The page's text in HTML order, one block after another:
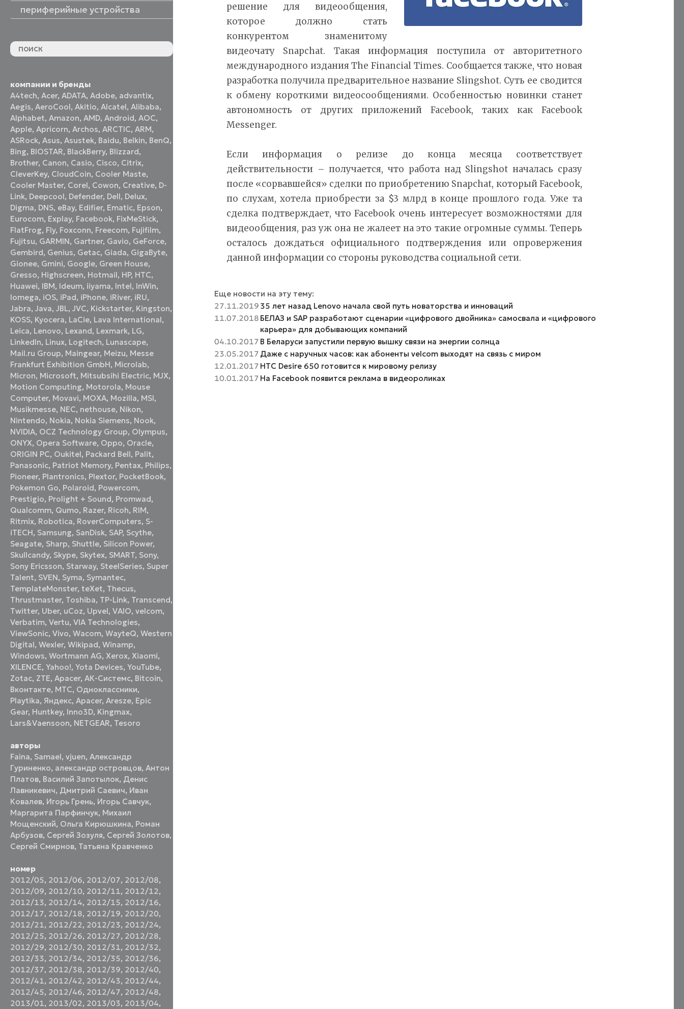
периферийные устройства
компании и бренды
A4tech,Acer,ADATA,Adobe, advantix,
Aegis,AeroCool,Akitio,Alcatel,Alibaba,
Alphabet,Amazon,AMD,Android,AOC,
Apple,Apricorn,Archos,ARCTIC,ARM,
ASRock,Asus,Asustek, Baidu, Belkin, BenQ,
Bing, BIOSTAR, BlackBerry, Blizzard,
Brother, Canon, Casio, Cisco, Citrix,
CleverKey, CloudCoin, Cooler Maste,
Cooler Master, Corel, Cowon, Creative, D-
Link, Deepcool, Defender, Dell, Delux,
Digma, DNS, eBay, Edifier, Ematic, Epson,
Eurocom, Explay, Facebook, FixMeStick,
FlatFrog, Fly, Foxconn, Freecom, Fujifilm,
Fujitsu, GARMIN, Gartner, Gavio, GeForce,
Gembird, Genius, Getac, Giada, GigaByte,
Gionee, Gmini, Google, Green House,
Gresso, Highscreen, Hotmail, HP, HTC,
Huawei, IBM, Ideum, iiyama, Intel, InWin,
Iomega, iOS, iPad, iPhone, iRiver, iRU,
Jabra,Java,JBL,JVC, Kickstarter, Kingston,
KOSS, Kyocera, LaCie, Lava International,
Leica, Lenovo, Lexand, Lexmark, LG,
LinkedIn, Linux, Logitech, Lunascape,
Mail.ru Group, Maingear, Meizu, Messe
Frankfurt Exhibition GmbH, Microlab,
Micron, Microsoft, Mitsubsihi Electric, MJX,
Motion Computing, Motorola, Mouse
Computer, Movavi, MOXA, Mozilla, MSI,
Musikmesse, NEC, nethouse, Nikon,
Nintendo, Nokia, Nokia Siemens, Nook,
NVIDIA, OCZ Technology Group, Olympus,
ONYX, Opera Software, Oppo, Oracle,
ORIGIN PC, Oukitel, Packard Bell, Palit,
Panasonic, Patriot Memory, Pentax, Philips,
Pioneer, Plantronics, Plextor, PocketBook,
Pokemon Go, Polaroid, Powercom,
Prestigio, Prolight + Sound, Promwad,
Qualcomm, Qumo, Razer, Ricoh, RIM,
Ritmix, Robotica, RoverComputers, S-
iTECH, Samsung, SanDisk, SAP, Scythe,
Seagate, Sharp, Shuttle, Silicon Power,
Skullcandy, Skype, Skytex, SMART, Sony,
Sony Ericsson, Starway, SteelSeries, Super
Talent, SVEN, Syma, Symantec,
TemplateMonster,teXet, Thecus,
Thrustmaster, Toshiba, TP-Link, Transcend,
Twitter, Uber, uCoz, Upvel,VAIO,velcom,
Verbatim,Vertu,VIA Technologies,
ViewSonic,Vivo,Wacom,WayteQ,Western
Digital,Wexler,Wikipad,Winamp,
Windows,Wortmann AG,Xerox,Xiaomi,
XILENCE,Yahoo!,Yota Devices,YouTube,
Zotac, ZTE,Аpacer,АК-Системс, Вitcoin,
Вконтакте, МТС, Одноклассники,
Playtika, Яндекс,Apacer,Aresze, Epic
Gear, Huntkey, Inno3D, Kingmax,
Lars&Vaensoon, NETGEAR, Tesoro
авторы
Faina, Samael,vjuen,Александр
Гуриненко, александр островцов,Антон
Платов, Василий Запотылок, Денис
Лавникевич, Дмитрий Саевич, Иван
Ковалев, Игорь Грень, Игорь Савчук,
Маргарита Парфинчук, Михаил
Мощенский, Ольга Кирюшкина, Роман
Арбузов, Сергей Зозуля, Сергей Золотов,
Сергей Смирнов, Татьяна Кравченко
номер
2012/05, 2012/06, 2012/07, 2012/08,
2012/09, 2012/10, 2012/11, 2012/12,
2012/13, 2012/14, 2012/15, 2012/16,
2012/17, 2012/18, 2012/19, 2012/20,
2012/21, 2012/22, 2012/23, 2012/24,
2012/25, 2012/26, 2012/27, 2012/28,
2012/29, 2012/30, 2012/31, 2012/32,
2012/33, 2012/34, 2012/35, 2012/36,
2012/37, 2012/38, 2012/39, 2012/40,
2012/41, 2012/42, 2012/43, 2012/44,
2012/45, 2012/46, 2012/47, 2012/48,
2013/01, 2013/02, 2013/03, 2013/04,
решение для видеообщения,
которое должно стать
конкурентом знаменитому
видеочату Snapchat. Такая информация поступила от авторитетного
международного издания The Financial Times. Сообщается также, что новая
разработка получила предварительное название Slingshot. Суть ее сводится
к обмену короткими видеосообщениями. Особенностью новинки станет
автономность от других приложений Facebook, таких как Facebook
Messenger.
Если информация о релизе до конца месяца соответствует
действительности – получается, что работа над Slingshot началась сразу
после «сорвавшейся» сделки по приобретению Snapchat, который Facebook,
по слухам, хотела приобрести за $3 млрд в конце прошлого года. Уже та
сделка подтверждает, что Facebook очень интересует возможностями для
видеообщения, раз уж она не жалеет на это такие огромные суммы. Теперь
осталось дождаться официального подтверждения или опровержения
данной информации со стороны руководства социальной сети.
Еще новости на эту тему:
27.11.2019 35 лет назад Lenovo начала свой путь новаторства и инноваций
11.07.2018 БЕЛАЗ и SAP разработают сценарии «цифрового двойника» самосвала и «цифрового
карьера» для добывающих компаний
04.10.2017 В Беларуси запустили первую вышку связи на энергии солнца
23.05.2017 Даже с наручных часов: как абоненты velcom выходят на связь с миром
12.01.2017 HTC Desire 650 готовится к мировому релизу
10.01.2017 На Facebook появится реклама в видеороликах